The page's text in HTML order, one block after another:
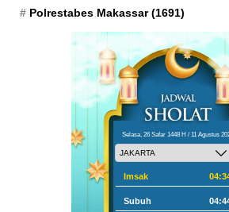
Polrestabes Makassar(1691)
Selasa, 26 Safar 1448 H / 11 Agustus
Imsak
Subuh